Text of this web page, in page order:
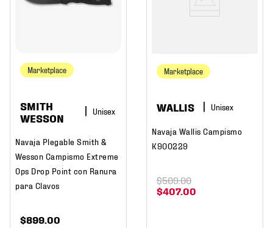
Marketplace
SMITH
WESSON
Navaja Plegable Smith &
Wesson Campismo Extreme
Ops Drop Point con Ranura
para Clavos
$899 00
Marketplace
WALLIS
Navaja Wallis Campismo
K900229
$407.00
$509.00